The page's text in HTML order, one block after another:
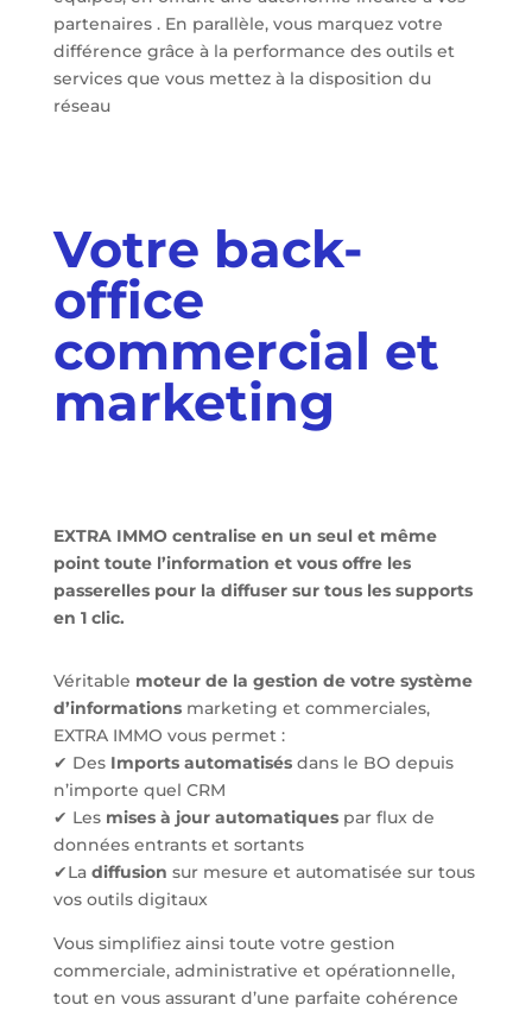
partenaires . En parallèle, vous marquez votre
différence grâce à la performance des outils et
services que vous mettez à la disposition du
réseau
Votre back-
office
commercial et
marketing
EXTRA IMMO centralise en un seul et même
point toute l’information et vous offre les
passerelles pour la diffuser sur tous les supports
en 1 clic.
Véritable moteur de la gestion de votre système
d’informationsmarketing et commerciales,
EXTRA IMMO vous permet :
✔ Des Imports automatisésdans le BO depuis
n’importe quel CRM
✔ Les mises à jour automatiquespar flux de
données entrants et sortants
✔La diffusion sur mesure et automatisée sur tous
vos outils digitaux
Vous simplifiez ainsi toute votre gestion
commerciale, administrative et opérationnelle,
tout en vous assurant d’une parfaite cohérence